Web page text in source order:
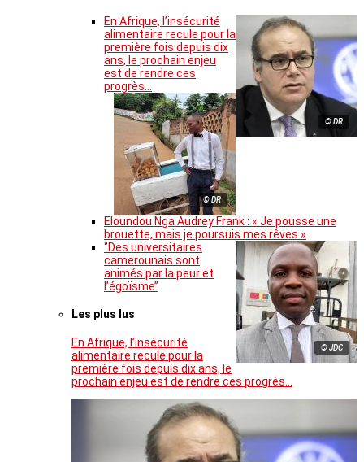
© DR
En Afrique, l’insécurité
alimentaire recule pour la
première fois depuis dix
ans, le prochain enjeu
est de rendre ces
progrès…
© DR
Eloundou Nga Audrey Frank : « Je pousse une
brouette, mais je poursuis mes rêves »
© JDC
‘’Des universitaires
camerounais sont
animés par la peur et
l’égoïsme’’
Les plus lus
En Afrique, l’insécurité
alimentaire recule pour la
première fois depuis dix ans, le
prochain enjeu est de rendre ces progrès…